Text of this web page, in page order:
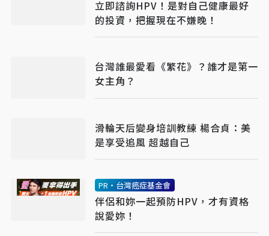
立即諮詢HPV！是對自己健康最好
的投資，把握現在不嫌晚！
台灣誰最愛看《繁花》？誰才是第一
女主角？
滑輪天后變身培訓教練 楊合貞：美
是享受追風 超越自己
PR・台灣癌症基金會
伴侶和妳一起預防HPV，才有資格
說愛妳！